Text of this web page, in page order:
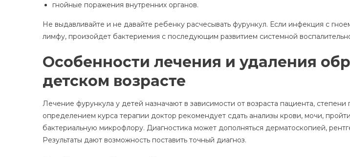
гнойные поражения внутренних органов.
Не выдавливайте и не давайте ребенку расчесывать фурункул. Если инфекция с
лимфу, произойдет бактериемия с последующим развитием системной
Особенности лечения и удаления
детском возрасте
Лечение фурункула у детей назначают в зависимости от возраста пациента,
определением курса терапии доктор рекомендует сдать анализы крови, мочи,
бактериальную микрофлору. Диагностика может дополняться дерматоскопией,
Результаты дают возможность поставить точный диагноз.